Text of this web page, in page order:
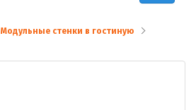
Модульные стенки в гостиную